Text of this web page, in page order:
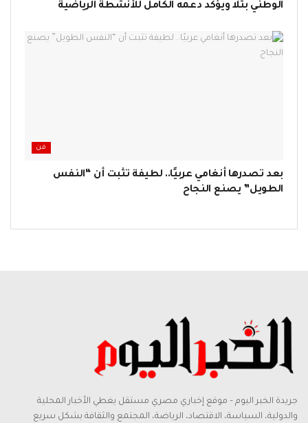
الوطني بتلا ويؤكد دعمه الكامل للأنشطة الرياضية
فن
بعد تصدرها أنغامي عربيًا.. لطيفة تثبت أن “النفس
الطويل” يصنع النجاح
جريدة الخبر اليوم – موقع إخباري مصري مستقل يغطي الأخبار المحلية
والدولية، السياسة، الاقتصاد، الرياضة، المجتمع والثقافة بشكل سريع